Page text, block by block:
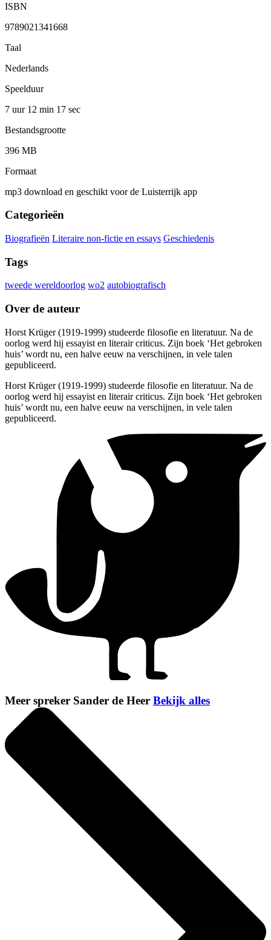
ISBN
9789021341668
Taal
Nederlands
Speelduur
7 uur 12 min 17 sec
Bestandsgrootte
396 MB
Formaat
mp3 download en geschikt voor de Luisterrijk app
Categorieën
Biografieën Literaire non-fictie en essays Geschiedenis
Tags
tweede wereldoorlog wo2 autobiografisch
Over de auteur
Horst Krüger (1919-1999) studeerde filosofie en literatuur. Na de
oorlog werd hij essayist en literair criticus. Zijn boek ‘Het gebroken
huis’ wordt nu, een halve eeuw na verschijnen, in vele talen
gepubliceerd.
Horst Krüger (1919-1999) studeerde filosofie en literatuur. Na de
oorlog werd hij essayist en literair criticus. Zijn boek ‘Het gebroken
huis’ wordt nu, een halve eeuw na verschijnen, in vele talen
gepubliceerd.
Meer spreker Sander de Heer Bekijk alles